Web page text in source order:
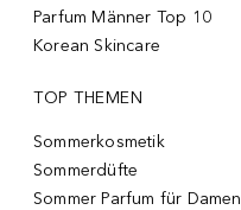
Parfum Männer Top 10
Korean Skincare
TOP THEMEN
Sommerkosmetik
Sommerdüfte
Sommer Parfum für Damen